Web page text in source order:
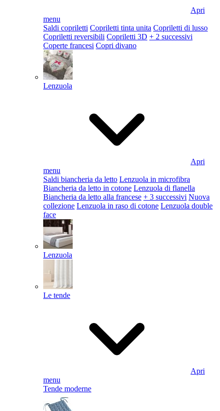
Apri
menu
Saldi copriletti Copriletti tinta unita Copriletti di lusso
Copriletti reversibili Copriletti 3D + 2 successivi
Coperte francesi Copri divano
Lenzuola
Apri
menu
Saldi biancheria da letto Lenzuola in microfibra
Biancheria da letto in cotone Lenzuola di flanella
Biancheria da letto alla francese + 3 successivi Nuova
collezione Lenzuola in raso di cotone Lenzuola double
face
Lenzuola
Le tende
Apri
menu
Tende moderne